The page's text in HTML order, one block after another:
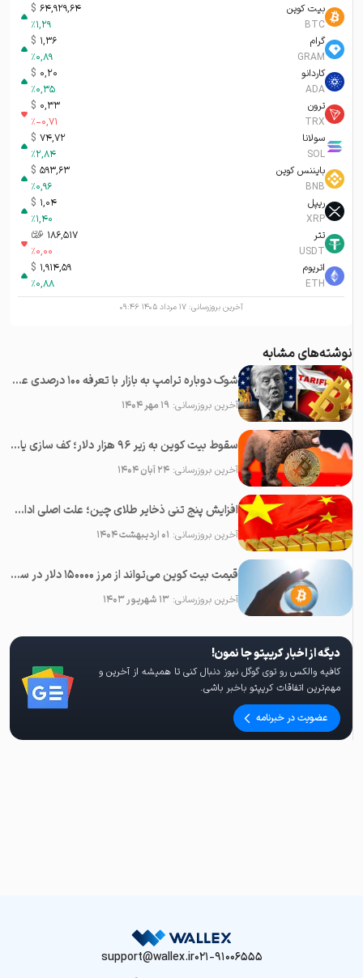
بیت کوین
BTC
64,929,64
$
%1,29
گرام
GRAM
1,36
$
%0,89
کاردانو
ADA
0,20
$
%0,35
ترون
TRX
0,33
$
%-0,71
سولانا
SOL
74,72
$
%2,84
بایننس کوین
BNB
593,63
$
%0,96
ریپل
XRP
1,04
$
%1,40
تتر
USDT
186,517 تومان-ء
%0,00
اتریوم
ETH
1,914,59
$
%0,88
آخرین بروزرسانی:۱۷ مرداد ۱۴۰۵ ۰۹:۴۶
نوشته‌های مشابه
شوک دوباره ترامپ به بازار با تعرفه ۱۰۰ درصدی علیه چین؛‌ سقوط همه رمزارزها
آخرین بروزرسانی:۱۹ مهر ۱۴۰۴
سقوط بیت کوین به زیر ۹۶ هزار دلار؛ کف سازی یا پایان بولران؟
آخرین بروزرسانی:۲۴ آبان ۱۴۰۴
افزایش پنج تنی ذخایر طلای چین؛ علت اصلی ادامه رشد قیمت طلا
آخرین بروزرسانی: ۰۱ اردیبهشت ۱۴۰۴
قیمت بیت کوین می‌تواند از مرز ۱۵۰۰۰۰ دلار در سال ۲۰۲۳ عبور کند
آخرین بروزرسانی:۱۳ شهریور ۱۴۰۳
دیگه از اخبار کریپتو جا نمون!
کافیه والکس رو توی گوگل نیوز دنبال کنی تا همیشه از آخرین و
مهم‌ترین اتفاقات کریپتو باخبر باشی.
عضویت در خبرنامه
021-91006555
support@wallex.ir